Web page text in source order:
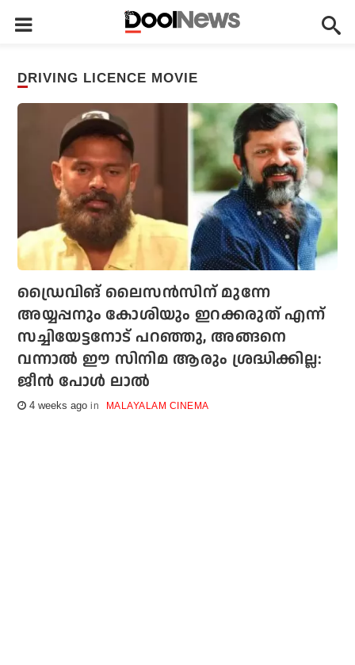
DRIVING LICENCE MOVIE
ഡ്രൈവിങ് ലൈസന്‍സിന് മുന്നേ
അയ്യപ്പനും കോശിയും ഇറക്കരുത് എന്ന്
സച്ചിയേട്ടനോട് പറഞ്ഞു, അങ്ങനെ
വന്നാല്‍ ഈ സിനിമ ആരും ശ്രദ്ധിക്കില്ല:
ജീന്‍ പോള്‍ ലാല്‍
4 weeks ago MALAYALAM CINEMA